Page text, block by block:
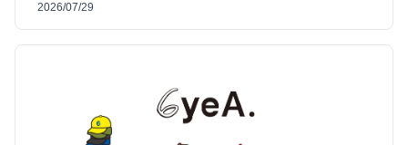
2026/07/29